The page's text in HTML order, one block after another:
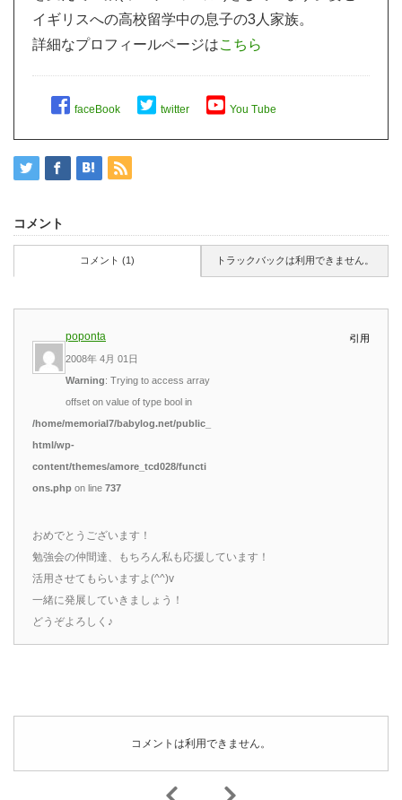
イギリスへの高校留学中の息子の3人家族。
詳細なプロフィールページはこちら
faceBook twitter You Tube
コメント
コメント (1) トラックバックは利用できません。
poponta
2008年 4月 01日
Warning: Trying to access array
offset on value of type bool in
/home/memorial7/babylog.net/public_
html/wp-
content/themes/amore_tcd028/functi
ons.php on line 737
引用
おめでとうございます！
勉強会の仲間達、もちろん私も応援しています！
活用させてもらいますよ(^^)v
一緒に発展していきましょう！
どうぞよろしく♪
コメントは利用できません。